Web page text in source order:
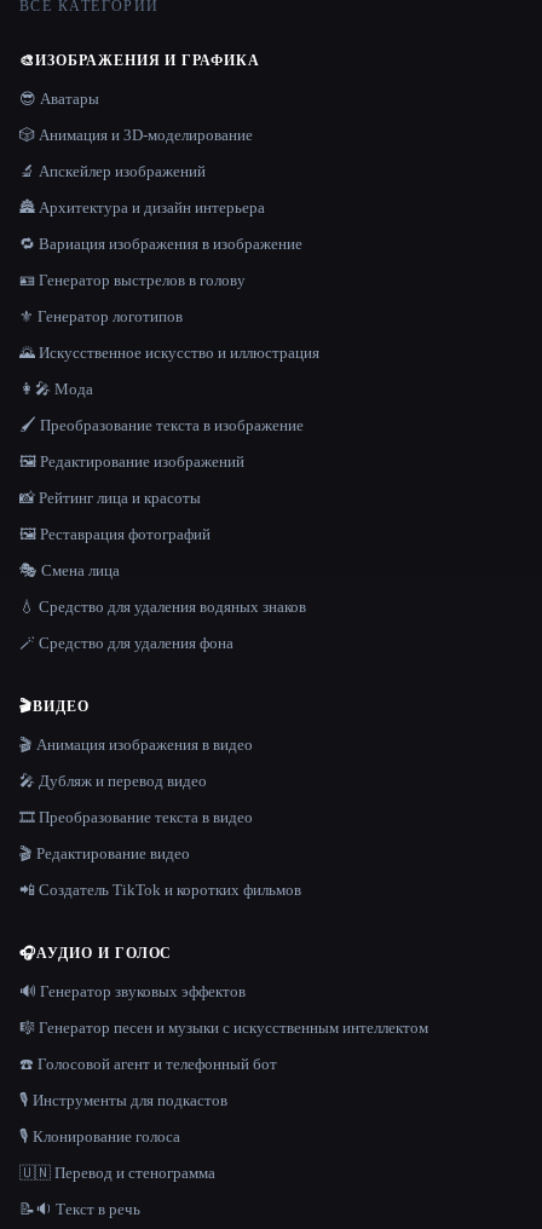
ВСЕ КАТЕГОРИИ
🎨ИЗОБРАЖЕНИЯ И ГРАФИКА
😎 Аватары
🎲 Анимация и 3D-моделирование
🔬 Апскейлер изображений
🏯 Архитектура и дизайн интерьера
🔁 Вариация изображения в изображение
🪪 Генератор выстрелов в голову
⚜️ Генератор логотипов
🌄 Искусственное искусство и иллюстрация
👩‍🎤 Мода
🖌️ Преобразование текста в изображение
🖼️ Редактирование изображений
📸 Рейтинг лица и красоты
🖼️ Реставрация фотографий
🎭 Смена лица
💧 Средство для удаления водяных знаков
🪄 Средство для удаления фона
🎬ВИДЕО
🎬 Анимация изображения в видео
🎤 Дубляж и перевод видео
🎞️ Преобразование текста в видео
🎬 Редактирование видео
📲 Создатель TikTok и коротких фильмов
🎧АУДИО И ГОЛОС
🔊 Генератор звуковых эффектов
🎼 Генератор песен и музыки с искусственным интеллектом
☎️ Голосовой агент и телефонный бот
🎙️ Инструменты для подкастов
🎙️ Клонирование голоса
🇺🇳 Перевод и стенограмма
📝🔉 Текст в речь